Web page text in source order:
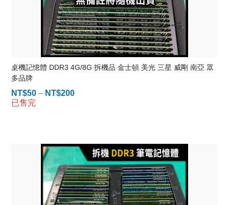
桌機記憶體 DDR3 4G/8G 拆機品 金士頓 美光 三星 威剛 南亞 眾
多品牌
NT$50 – NT$200價
到
NT$200
已售完